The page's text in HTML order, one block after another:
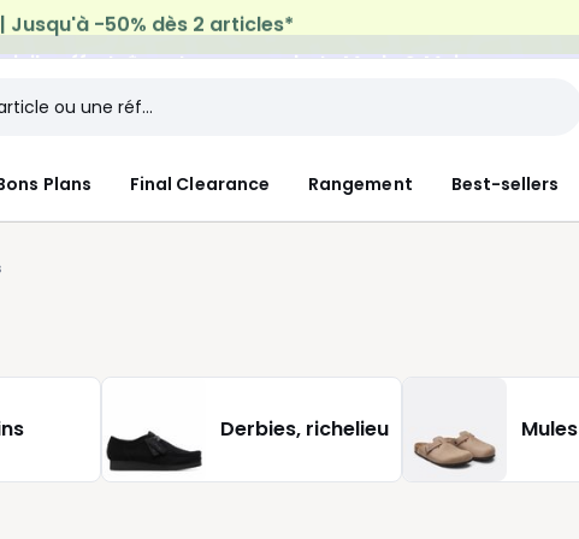
offerte*sur tous vos achats Mode & Maison
Plans Final Clearance Rangement Best-sellers
Derbies, richelieu Mules